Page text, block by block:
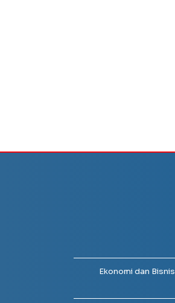
Ekonomi dan Bisnis